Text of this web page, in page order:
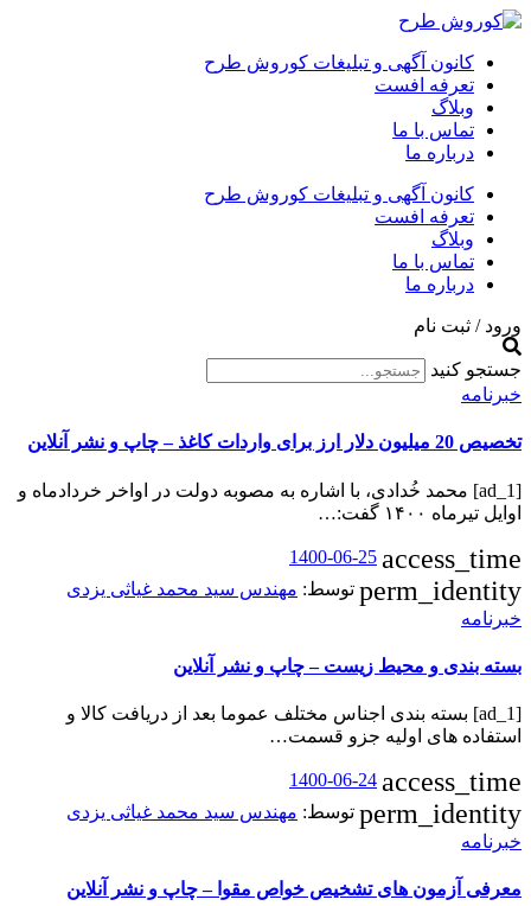
کانون آگهی و تبلیغات کوروش طرح
تعرفه افست
وبلاگ
تماس با ما
درباره ما
کانون آگهی و تبلیغات کوروش طرح
تعرفه افست
وبلاگ
تماس با ما
درباره ما
ورود / ثبت نام
جستجو کنید
خبرنامه
تخصیص 20 میلیون دلار ارز برای واردات کاغذ – چاپ و نشر آنلاین
[ad_1] محمد خُدادی، با اشاره به مصوبه دولت در اواخر خردادماه و
اوایل تیرماه ۱۴۰۰ گفت:…
access_time
1400-06-25
perm_identity توسط: مهندس سید محمد غیاثی یزدی
خبرنامه
بسته ‌بندی و محیط زیست – چاپ و نشر آنلاین
[ad_1] بسته ‌بندی اجناس مختلف عموما بعد از دریافت کالا و
استفاده‌ های اولیه جزو قسمت…
access_time
1400-06-24
perm_identity توسط: مهندس سید محمد غیاثی یزدی
خبرنامه
معرفی آزمون های تشخیص خواص مقوا – چاپ و نشر آنلاین